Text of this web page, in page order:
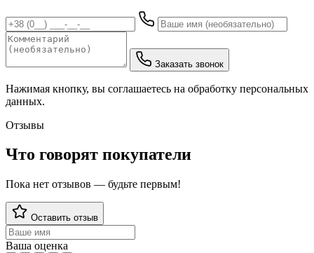
Заказать звонок
Нажимая кнопку, вы соглашаетесь на обработку персональных
данных.
Отзывы
Что говорят покупатели
Пока нет отзывов — будьте первым!
Оставить отзыв
Ваша оценка